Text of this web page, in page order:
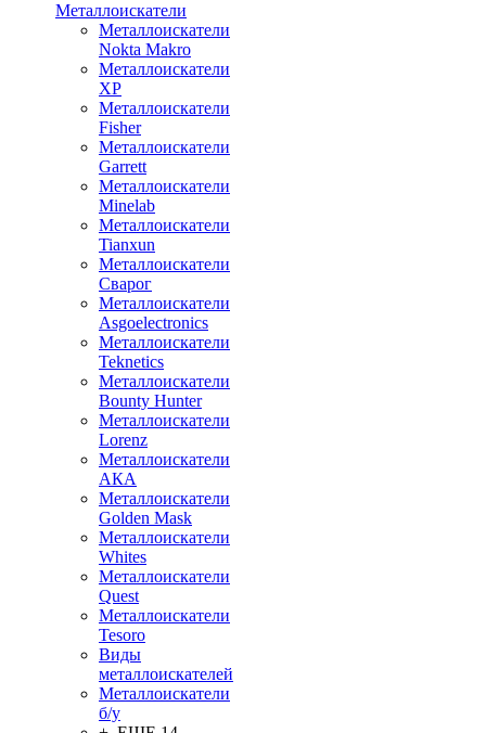
Металлоискатели
Металлоискатели
Nokta Makro
Металлоискатели
XP
Металлоискатели
Fisher
Металлоискатели
Garrett
Металлоискатели
Minelab
Металлоискатели
Tianxun
Металлоискатели
Сварог
Металлоискатели
Asgoelectronics
Металлоискатели
Teknetics
Металлоискатели
Bounty Hunter
Металлоискатели
Lorenz
Металлоискатели
АКА
Металлоискатели
Golden Mask
Металлоискатели
Whites
Металлоискатели
Quest
Металлоискатели
Tesoro
Виды
металлоискателей
Металлоискатели
б/у